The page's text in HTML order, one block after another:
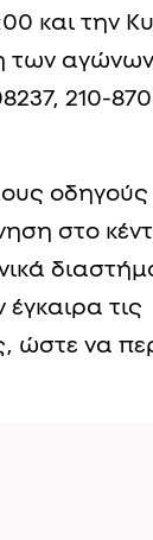
οδηγούς
στο
τις